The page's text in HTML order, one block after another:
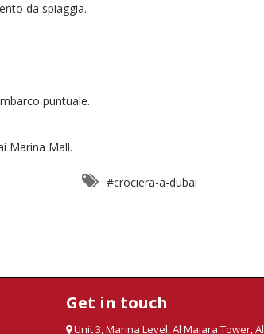
da spiaggia.
puntuale.
Marina Mall.
#crociera-a-dubai
Get in touch
Unit 3, Marina Level, Al Majara Tower, Al